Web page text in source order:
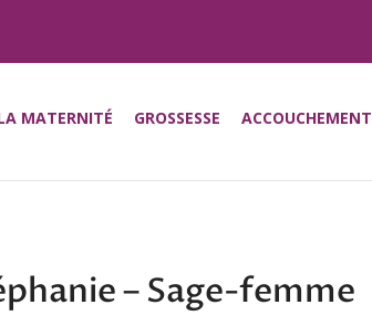
MATERNITÉ GROSSESSE ACCOUCHEMENT
– Sage-femme